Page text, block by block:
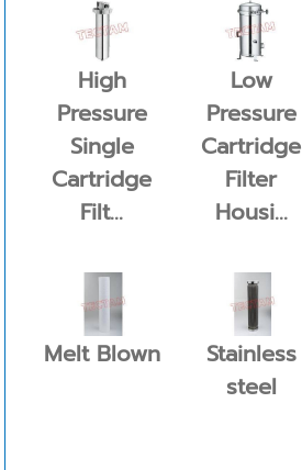
High
Pressure
Single
Cartridge
Filt...
Low
Pressure
Cartridge
Filter
Housi...
Melt Blown
Stainless
steel